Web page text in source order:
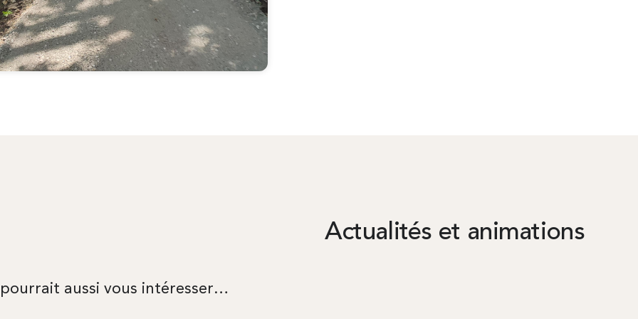
Actualités et animations
aussi vous intéresser…